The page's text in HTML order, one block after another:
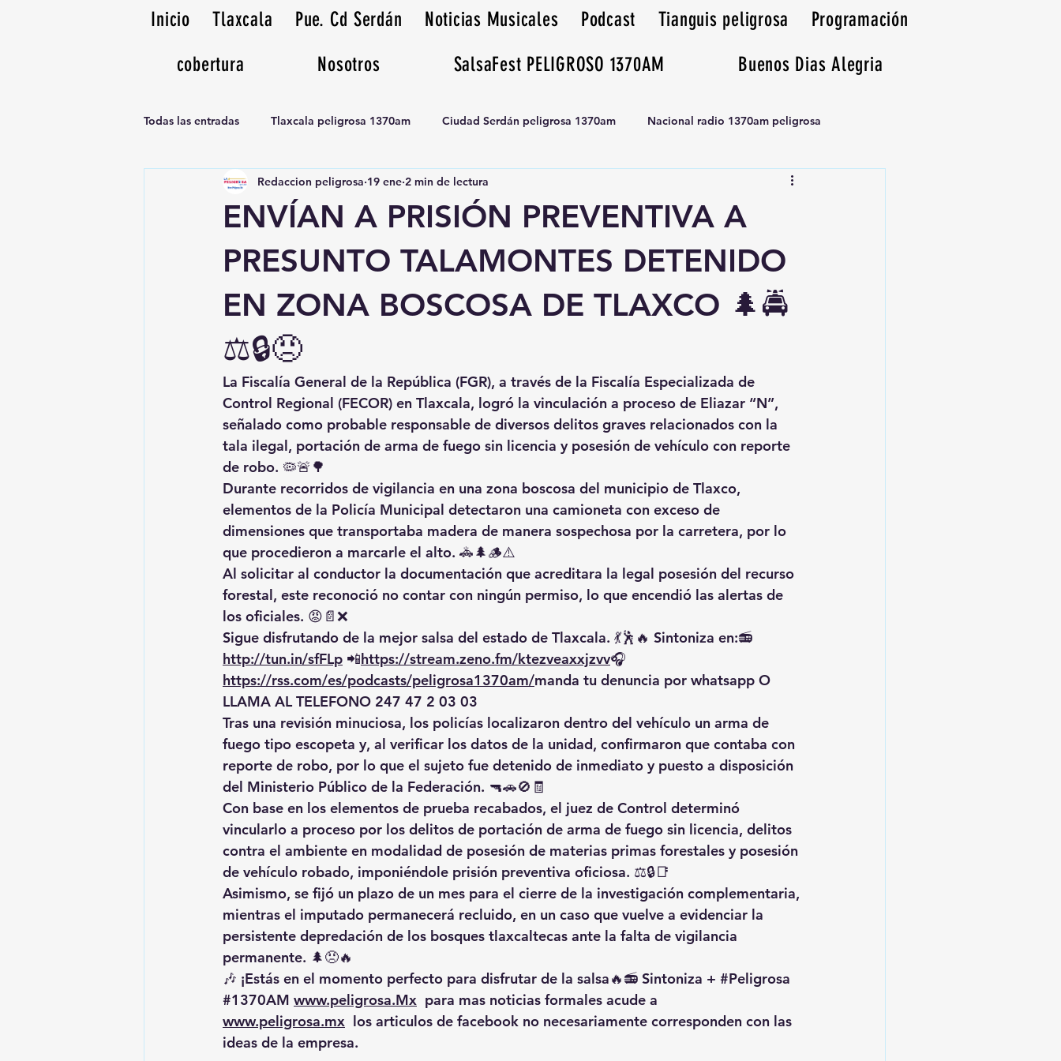
Inicio Tlaxcala Pue. Cd Serdán Noticias Musicales Podcast Tianguis peligrosa
Programación
cobertura
Nosotros SalsaFest PELIGROSO 1370AM Buenos Dias Alegria
Todas las entradas Tlaxcala peligrosa 1370am Ciudad Serdán peligrosa 1370am Nacional radio 1370am peligrosa
Noticias Musicales radio 1370am Tianguis peligrosa 1370am huamantla
ENVÍAN A PRISIÓN PREVENTIVA A
PRESUNTO TALAMONTES DETENIDO
EN ZONA BOSCOSA DE TLAXCO 🌲🚔
⚖️🔒😠
Redaccion peligrosa 19 ene 2 min de lectura
La Fiscalía General de la República (FGR), a través de la Fiscalía Especializada de
Control Regional (FECOR) en Tlaxcala, logró la vinculación a proceso de Eliazar “N”,
señalado como probable responsable de diversos delitos graves relacionados con la
tala ilegal, portación de arma de fuego sin licencia y posesión de vehículo con reporte
de robo. 🦠🚨🌳
Durante recorridos de vigilancia en una zona boscosa del municipio de Tlaxco,
elementos de la Policía Municipal detectaron una camioneta con exceso de
dimensiones que transportaba madera de manera sospechosa por la carretera, por lo
que procedieron a marcarle el alto. 🚓🌲🪵⚠️
Al solicitar al conductor la documentación que acreditara la legal posesión del recurso
forestal, este reconoció no contar con ningún permiso, lo que encendió las alertas de
los oficiales. 😡📄❌
Sigue disfrutando de la mejor salsa del estado de Tlaxcala. 💃🕺🔥 Sintoniza en:📻
http://tun.in/sfFLp 📲https://stream.zeno.fm/ktezveaxxjzvv🎧
https://rss.com/es/podcasts/peligrosa1370am/manda tu denuncia por whatsapp O
LLAMA AL TELEFONO 247 47 2 03 03
Tras una revisión minuciosa, los policías localizaron dentro del vehículo un arma de
fuego tipo escopeta y, al verificar los datos de la unidad, confirmaron que contaba con
reporte de robo, por lo que el sujeto fue detenido de inmediato y puesto a disposición
del Ministerio Público de la Federación. 🔫🚗🚫🧾
Con base en los elementos de prueba recabados, el juez de Control determinó
vincularlo a proceso por los delitos de portación de arma de fuego sin licencia, delitos
contra el ambiente en modalidad de posesión de materias primas forestales y posesión
de vehículo robado, imponiéndole prisión preventiva oficiosa. ⚖️🔒📑
Asimismo, se fijó un plazo de un mes para el cierre de la investigación complementaria,
mientras el imputado permanecerá recluido, en un caso que vuelve a evidenciar la
persistente depredación de los bosques tlaxcaltecas ante la falta de vigilancia
permanente. 🌲😠🔥
🎶 ¡Estás en el momento perfecto para disfrutar de la salsa🔥📻 Sintoniza + #Peligrosa
#1370AM www.peligrosa.Mx para mas noticias formales acude a
www.peligrosa.mx los articulos de facebook no necesariamente corresponden con las
ideas de la empresa.